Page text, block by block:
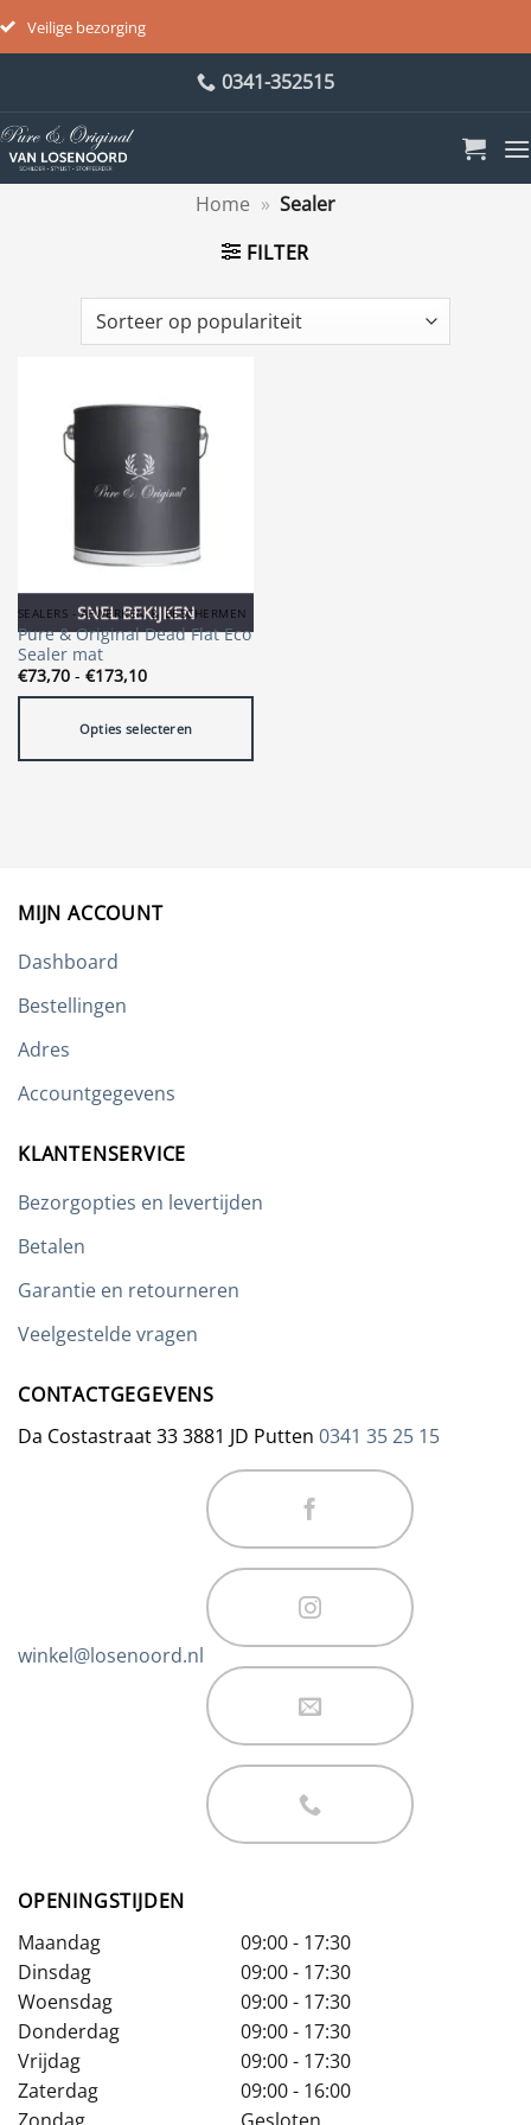
Veilige bezorging
inhoud
0341-352515
Home » Sealer
FILTER
SNEL BEKIJKEN
SEALERS - AFWERKEN & BESCHERMEN
Pure & Original Dead Flat Eco
Sealer mat
€73,70 - €173,10Prijsklasse:
€73,70
tot
€173,10
Opties selecteren
optie
gekozen
worden
de
MIJN ACCOUNT
Dashboard
Bestellingen
Adres
Accountgegevens
KLANTENSERVICE
Bezorgopties en levertijden
Betalen
Garantie en retourneren
Veelgestelde vragen
CONTACTGEGEVENS
Da Costastraat 33 3881 JD Putten 0341 35 25 15
winkel@losenoord.nl
OPENINGSTIJDEN
Maandag
09:00 - 17:30
Dinsdag
09:00 - 17:30
Woensdag
09:00 - 17:30
Donderdag
09:00 - 17:30
Vrijdag
09:00 - 17:30
Zaterdag
09:00 - 16:00